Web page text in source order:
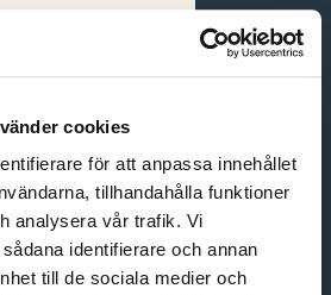
cookies
för att anpassa innehållet
tillhandahålla funktioner
analysera vår trafik. Vi
identifierare och annan
till de sociala medier och
English
Svenska